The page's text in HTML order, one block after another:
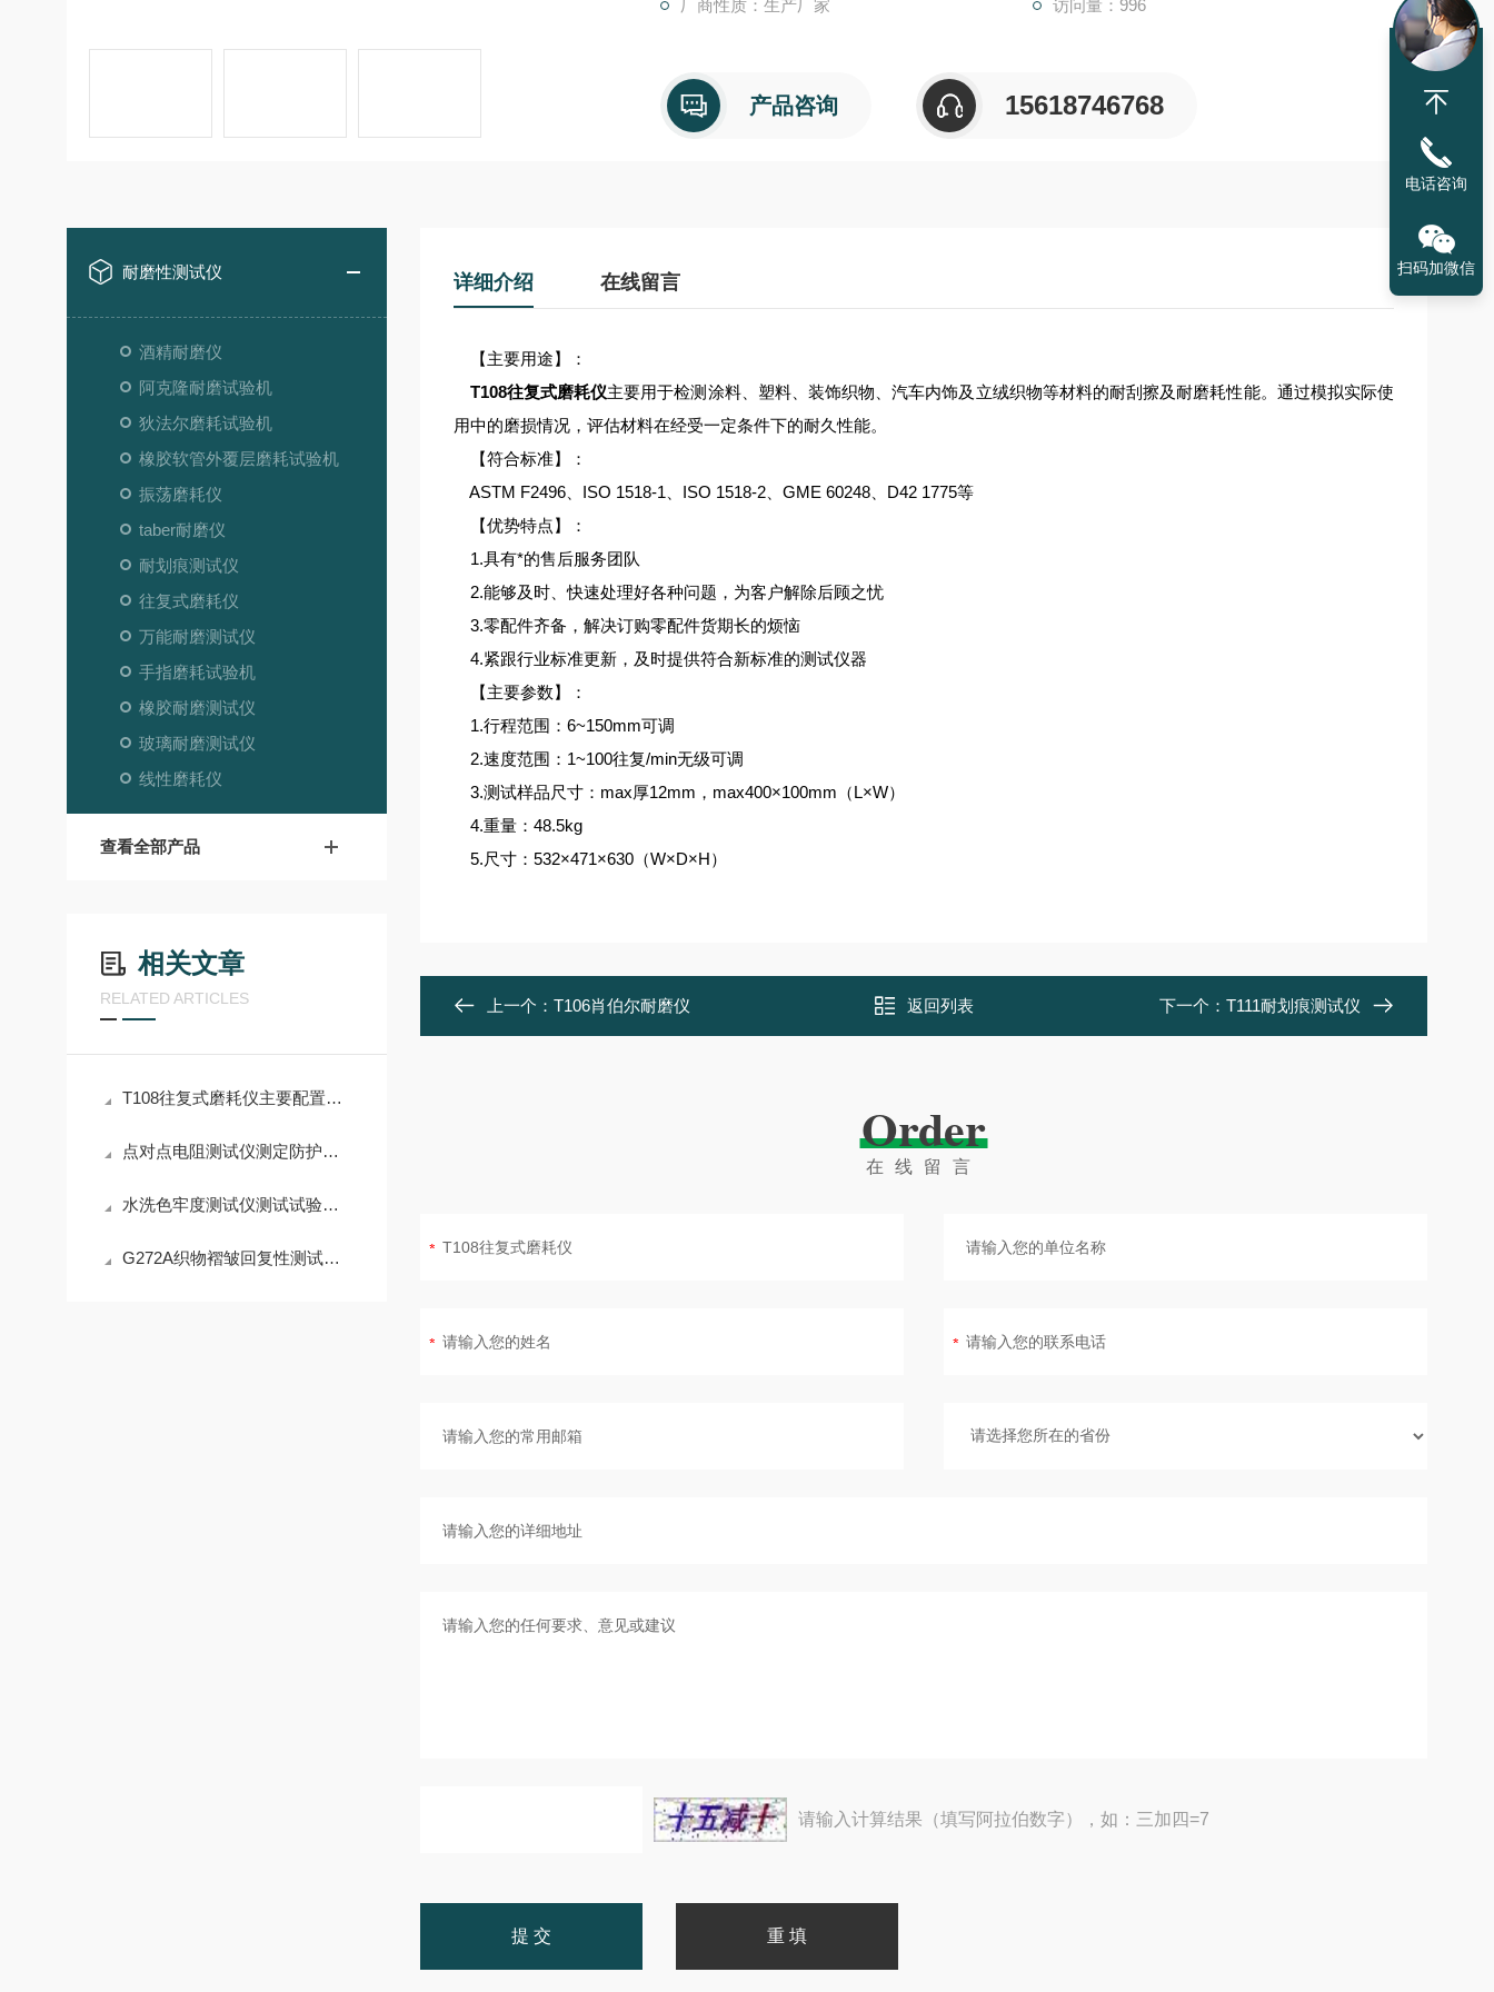
厂商性质：生产厂家 访问量：996
产品咨询 15618746768
耐磨性测试仪
酒精耐磨仪
阿克隆耐磨试验机
狄法尔磨耗试验机
橡胶软管外覆层磨耗试验机
振荡磨耗仪
taber耐磨仪
耐划痕测试仪
往复式磨耗仪
万能耐磨测试仪
手指磨耗试验机
橡胶耐磨测试仪
玻璃耐磨测试仪
线性磨耗仪
查看全部产品
相关文章
RELATED ARTICLES
T108往复式磨耗仪主要配置清单
点对点电阻测试仪测定防护服点对点电阻值
水洗色牢度测试仪测试试验解析
G272A织物褶皱回复性测试仪操作步骤
详细介绍 在线留言
【主要用途】：
T108往复式磨耗仪主要用于检测涂料、塑料、装饰织物、汽车内饰及立绒织物等材料的耐刮擦及耐磨耗性能。通过模拟实际使
用中的磨损情况，评估材料在经受一定条件下的耐久性能。
【符合标准】：
ASTM F2496、ISO 1518-1、ISO 1518-2、GME 60248、D42 1775等
【优势特点】：
1.具有*的售后服务团队
2.能够及时、快速处理好各种问题，为客户解除后顾之忧
3.零配件齐备，解决订购零配件货期长的烦恼
4.紧跟行业标准更新，及时提供符合新标准的测试仪器
【主要参数】：
1.行程范围：6~150mm可调
2.速度范围：1~100往复/min无级可调
3.测试样品尺寸：max厚12mm，max400×100mm（L×W）
4.重量：48.5kg
5.尺寸：532×471×630（W×D×H）
上一个： T106肖伯尔耐磨仪 返回列表 下一个： T111耐划痕测试仪
Order
在线留言
请输入计算结果（填写阿拉伯数字），如：三加四=7
电话咨询
扫码加微信